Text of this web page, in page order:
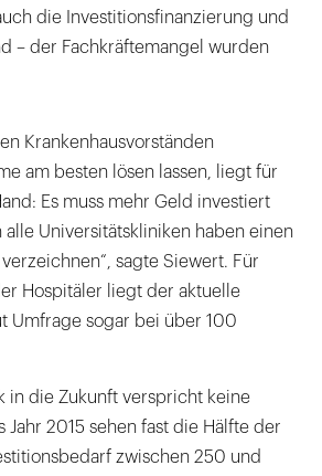
die Investitionsfinanzierung und
– der Fachkräftemangel wurden
Krankenhausvorständen
am besten lösen lassen, liegt für
Es muss mehr Geld investiert
alle Universitätskliniken haben einen
verzeichnen“, sagte Siewert. Für
Hospitäler liegt der aktuelle
Umfrage sogar bei über 100
in die Zukunft verspricht keine
Jahr 2015 sehen fast die Hälfte der
zwischen 250 und